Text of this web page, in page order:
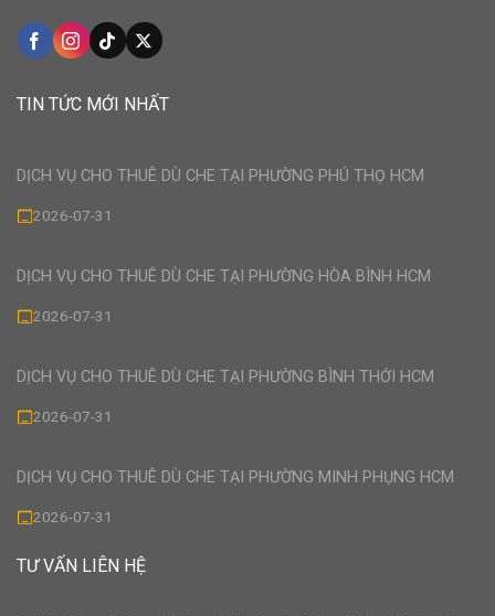
TIN TỨC MỚI NHẤT
DỊCH VỤ CHO THUÊ DÙ CHE TẠI PHƯỜNG PHÚ THỌ HCM
2026-07-31
DỊCH VỤ CHO THUÊ DÙ CHE TẠI PHƯỜNG HÒA BÌNH HCM
2026-07-31
DỊCH VỤ CHO THUÊ DÙ CHE TẠI PHƯỜNG BÌNH THỚI HCM
2026-07-31
DỊCH VỤ CHO THUÊ DÙ CHE TẠI PHƯỜNG MINH PHỤNG HCM
2026-07-31
TƯ VẤN LIÊN HỆ